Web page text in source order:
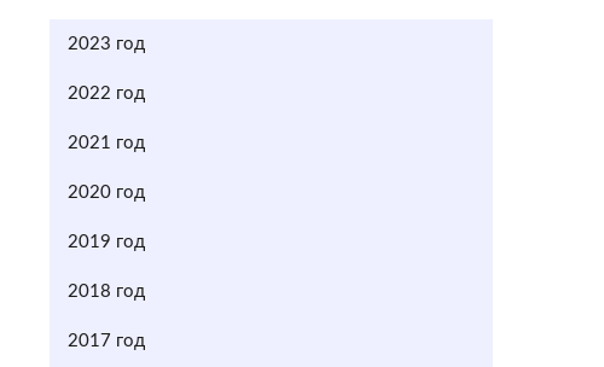
2023 год
2022 год
2021 год
2020 год
2019 год
2018 год
2017 год